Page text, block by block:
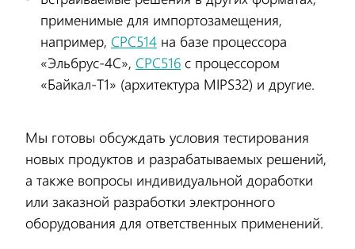
применимые для импортозамещения,
например, CPC514 на базе процессора
«Эльбрус-4С», CPC516 с процессором
«Байкал-Т1» (архитектура MIPS32) и другие.
Мы готовы обсуждать условия тестирования
новых продуктов и разрабатываемых решений,
а также вопросы индивидуальной доработки
или заказной разработки электронного
оборудования для ответственных применений.